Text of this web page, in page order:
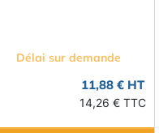
Délai sur demande
11,88 € HT
14,26 € TTC